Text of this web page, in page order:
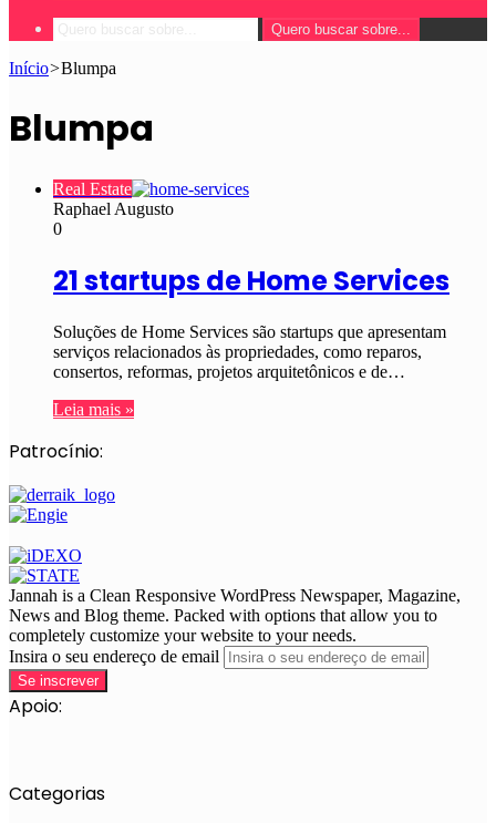
Quero buscar sobre...
Início>Blumpa
Blumpa
Real Estate
Raphael Augusto
0
21 startups de Home Services
Soluções de Home Services são startups que apresentam
serviços relacionados às propriedades, como reparos,
consertos, reformas, projetos arquitetônicos e de…
Leia mais »
Patrocínio:
Jannah is a Clean Responsive WordPress Newspaper, Magazine,
News and Blog theme. Packed with options that allow you to
completely customize your website to your needs.
Insira o seu endereço de email
Apoio:
Categorias